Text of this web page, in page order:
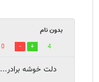
بدون نام
4
0
دلت خوشه برادر...